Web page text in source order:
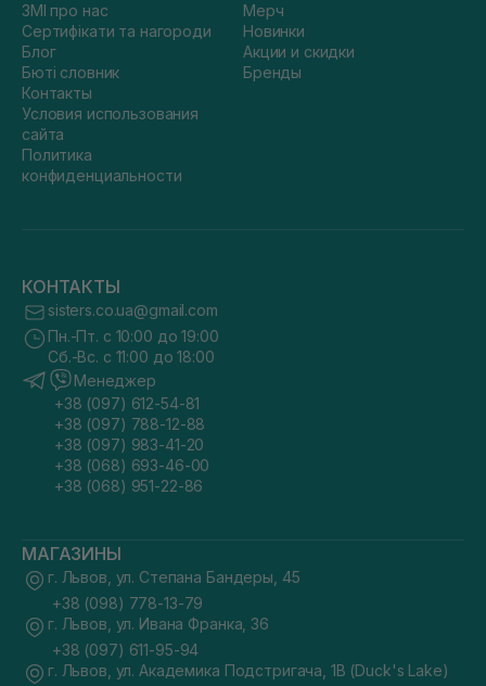
ЗМІ про нас
Сертифікати та нагороди
Блог
Бюті словник
Контакты
Условия использования
сайта
Политика
конфиденциальности
Мерч
Новинки
Акции и скидки
Бренды
КОНТАКТЫ
sisters.co.ua@gmail.com
Пн.-Пт. с 10:00 до 19:00
Сб.-Вс. с 11:00 до 18:00
Менеджер
+38 (097) 612-54-81
+38 (097) 788-12-88
+38 (097) 983-41-20
+38 (068) 693-46-00
+38 (068) 951-22-86
МАГАЗИНЫ
г. Львов, ул. Степана Бандеры, 45
+38 (098) 778-13-79
г. Львов, ул. Ивана Франка, 36
+38 (097) 611-95-94
г. Львов, ул. Академика Подстригача, 1В (Duck's Lake)